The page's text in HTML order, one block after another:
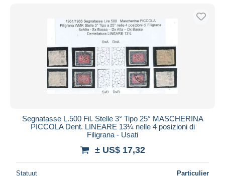
Segnatasse L.500 Fil. Stelle 3° Tipo 25° MASCHERINA
PICCOLA Dent. LINEARE 13¼ nelle 4 posizioni di
Filigrana - Usati
± US$ 17,32
Statuut Particulier